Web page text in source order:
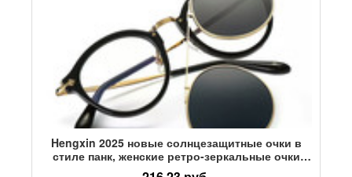
Hengxin 2025 новые солнцезащитные очки в
стиле панк, женские ретро-зеркальные очки
двойного назначения, плоские зеркальные